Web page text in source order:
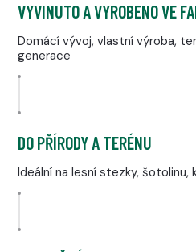
VYVINUTO A VYROBENO VE
Domácí vývoj, vlastní výroba,
generace
DO PŘÍRODY A TERÉNU
Ideální na lesní stezky,